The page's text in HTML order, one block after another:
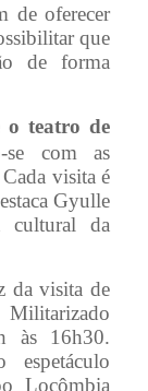
de oferecer
que
de forma
o teatro de
se com as
visita é
Gyulle
cultural da
da visita de
às 16h30.
espetáculo
Locômbia